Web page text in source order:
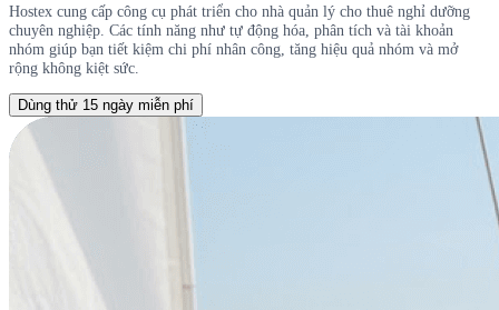
Hostex cung cấp công cụ phát triển cho nhà quản lý cho thuê nghỉ dưỡng
chuyên nghiệp. Các tính năng như tự động hóa, phân tích và tài khoản
nhóm giúp bạn tiết kiệm chi phí nhân công, tăng hiệu quả nhóm và mở
rộng không kiệt sức.
Dùng thử 15 ngày miễn phí